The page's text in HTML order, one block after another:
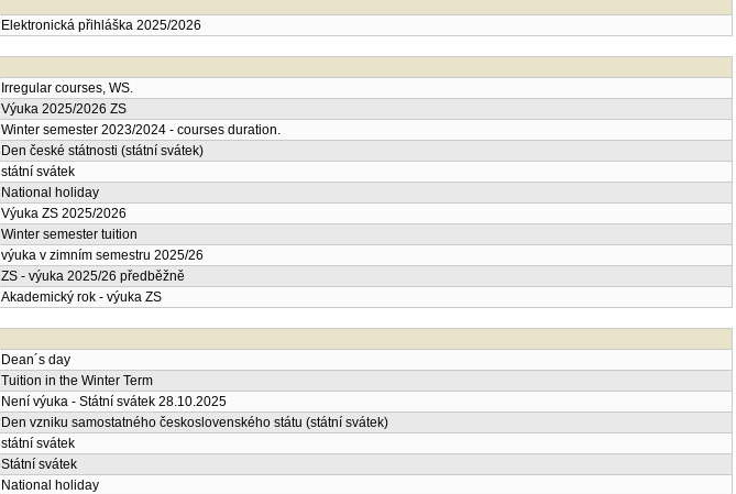
Elektronická přihláška 2025/2026
Irregular courses, WS.
Výuka 2025/2026 ZS
Winter semester 2023/2024 - courses duration.
Den české státnosti (státní svátek)
státní svátek
National holiday
Výuka ZS 2025/2026
Winter semester tuition
výuka v zimním semestru 2025/26
ZS - výuka 2025/26 předběžně
Akademický rok - výuka ZS
Dean´s day
Tuition in the Winter Term
Není výuka - Státní svátek 28.10.2025
Den vzniku samostatného československého státu (státní svátek)
státní svátek
Státní svátek
National holiday